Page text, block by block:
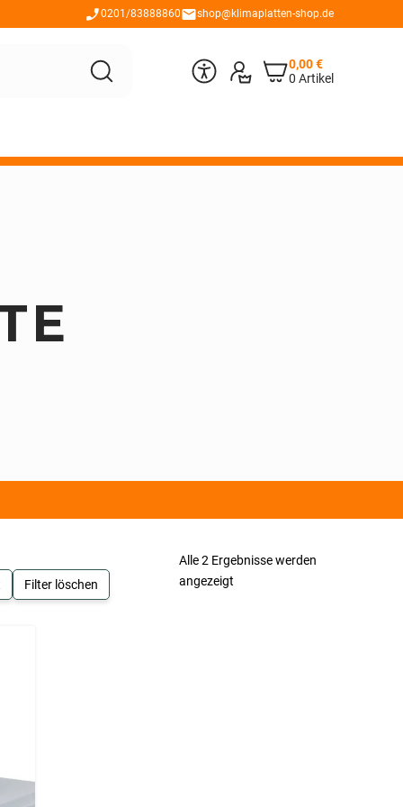
0201/83888860 shop@klimaplatten-shop.de
0,00€
0 Artikel
Filter löschen
Alle 2 Ergebnisse werden
angezeigt